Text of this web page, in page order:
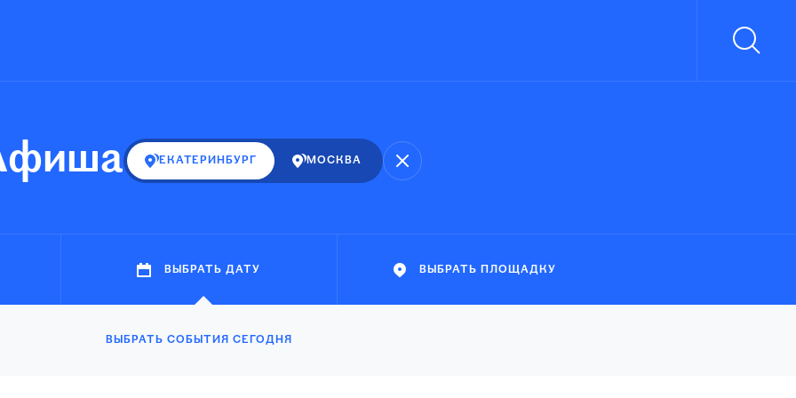
ЕКАТЕРИНБУРГ МОСКВА
ВЫБРАТЬ ДАТУ ВЫБРАТЬ ПЛОЩАДКУ
ВЫБРАТЬ СОБЫТИЯ СЕГОДНЯ